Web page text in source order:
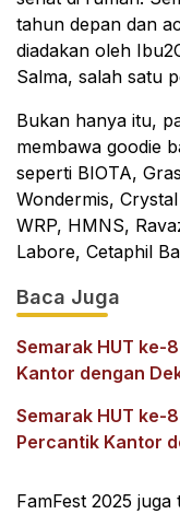
tahun depan dan
diadakan oleh
Salma, salah satu
Bukan hanya itu,
membawa goodie
seperti BIOTA,
Wondermis,
WRP, HMNS,
Labore, Cetaphil
Baca Juga
Semarak HUT ke-
Kantor dengan
Semarak HUT ke-
Percantik Kantor
FamFest 2025